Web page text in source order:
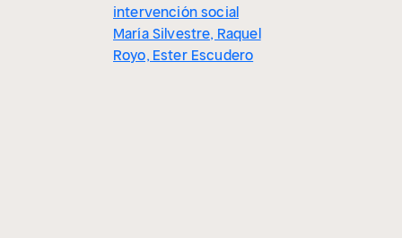
intervención social
María Silvestre, Raquel
Royo, Ester Escudero